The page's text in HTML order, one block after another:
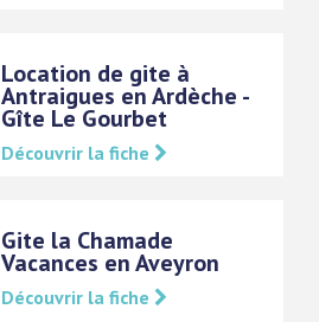
Location de gite à
Antraigues en Ardèche -
Gîte Le Gourbet
Découvrir la fiche
Gite la Chamade
Vacances en Aveyron
Découvrir la fiche